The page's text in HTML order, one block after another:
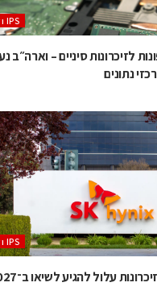
לזיכרונות סיניים – וארה״ב
נתונים